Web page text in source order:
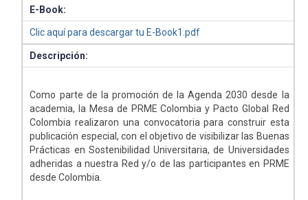
E-Book:
Clic aquí para descargar tu E-Book1.pdf
Descripción:
Como parte de la promoción de la Agenda 2030 desde la
academia, la Mesa de PRME Colombia y Pacto Global Red
Colombia realizaron una convocatoria para construir esta
publicación especial, con el objetivo de visibilizar las Buenas
Prácticas en Sostenibilidad Universitaria, de Universidades
adheridas a nuestra Red y/o de las participantes en PRME
desde Colombia.